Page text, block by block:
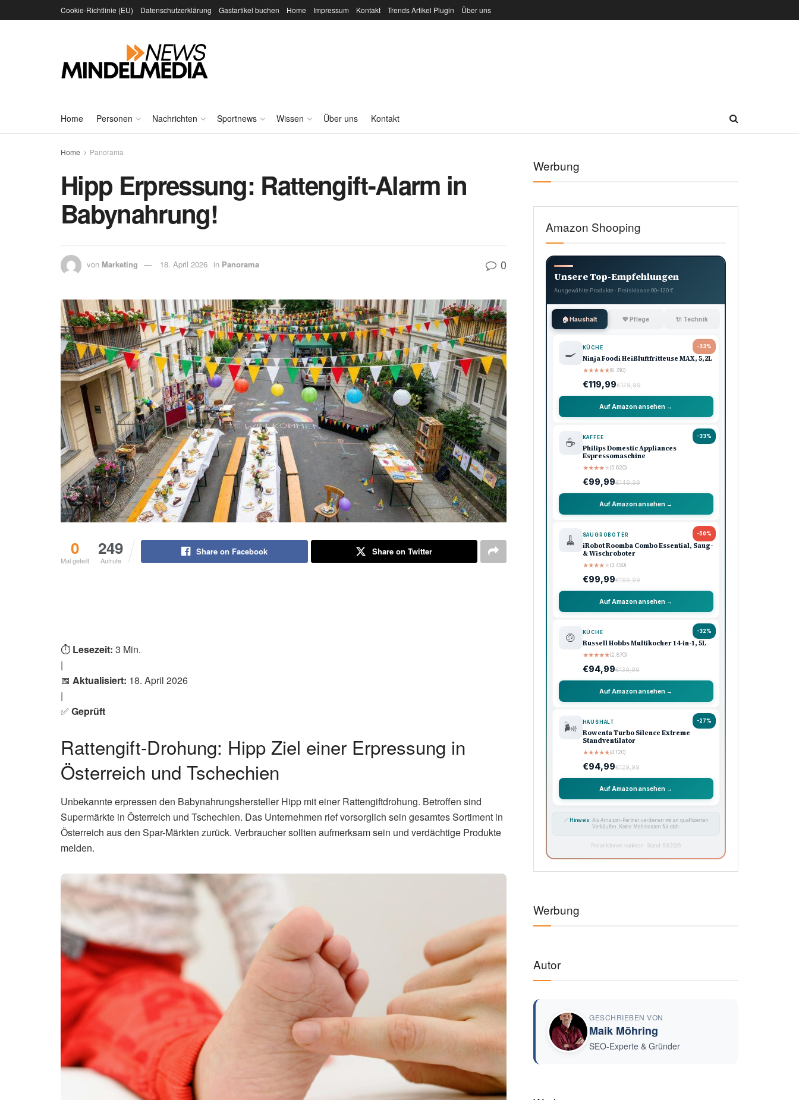
Cookie-Richtlinie (EU) Datenschutzerklärung Gastartikel buchen Home Impressum Kontakt Trends Artikel Plugin Über uns
Home Personen Nachrichten Sportnews Wissen Über uns Kontakt
Home Panorama
Hipp Erpressung: Rattengift-Alarm in
Babynahrung!
von Marketing 18. April 2026 in Panorama 0
0
Mal geteilt
249
Aufrufe
Share on Facebook Share on Twitter
⏱️ Lesezeit: 3 Min.
|
📅 Aktualisiert: 18. April 2026
|
✅ Geprüft
Rattengift-Drohung: Hipp Ziel einer Erpressung in
Österreich und Tschechien
Unbekannte erpressen den Babynahrungshersteller Hipp mit einer Rattengiftdrohung. Betroffen sind
Supermärkte in Österreich und Tschechien. Das Unternehmen rief vorsorglich sein gesamtes Sortiment in
Österreich aus den Spar-Märkten zurück. Verbraucher sollten aufmerksam sein und verdächtige Produkte
melden.
Werbung
Amazon Shooping
Unsere Top-Empfehlungen
Ausgewählte Produkte · Preisklasse 90–120 €
🏠 Haushalt 💖 Pflege 🔌 Technik
-33%
🍳 KÜCHE
Ninja Foodi Heißluftfritteuse MAX, 5,2L
★★★★★(8.740)
€119,99€179,99
Auf Amazon ansehen →
-33%
☕ KAFFEE
Philips Domestic Appliances
Espressomaschine
★★★★★(5.620)
€99,99€149,99
Auf Amazon ansehen →
-50%
🧹 SAUGROBOTER
iRobot Roomba Combo Essential, Saug-
& Wischroboter
★★★★★(3.450)
€99,99€199,99
Auf Amazon ansehen →
-32%
🍲 KÜCHE
Russell Hobbs Multikocher 14-in-1, 5L
★★★★★(2.870)
€94,99€139,99
Auf Amazon ansehen →
-27%
🌬️ HAUSHALT
Rowenta Turbo Silence Extreme
Standventilator
★★★★★(4.120)
€94,99€129,99
Auf Amazon ansehen →
🔗 Hinweis: Als Amazon-Partner verdienen wir an qualifizierten
Verkäufen. Keine Mehrkosten für dich.
Preise können variieren · Stand: 8.8.2026
Werbung
Autor
GESCHRIEBEN VON
Maik Möhring
SEO-Experte & Gründer